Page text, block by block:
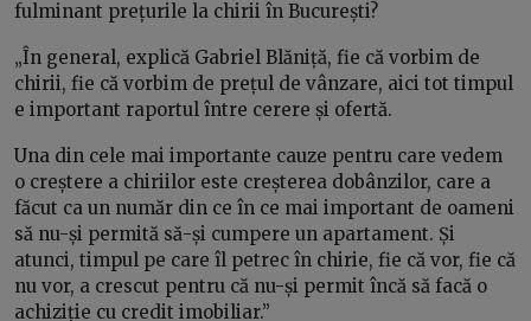
fulminant prețurile la chirii în București?
„În general, explică Gabriel Blăniță, fie că vorbim de
chirii, fie că vorbim de prețul de vânzare, aici tot timpul
e important raportul între cerere și ofertă.
Una din cele mai importante cauze pentru care vedem
o creștere a chiriilor este creșterea dobânzilor, care a
făcut ca un număr din ce în ce mai important de oameni
să nu-și permită să-și cumpere un apartament. Și
atunci, timpul pe care îl petrec în chirie, fie că vor, fie că
nu vor, a crescut pentru că nu-și permit încă să facă o
achiziție cu credit imobiliar.”